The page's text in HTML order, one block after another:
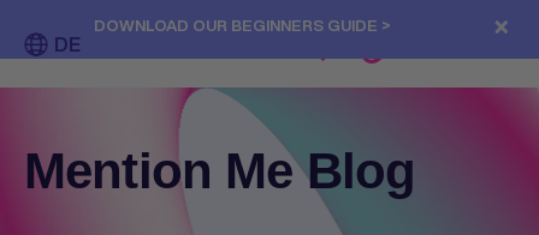
DE
DOWNLOAD OUR BEGINNERS GUIDE > ×
Mention Me Blog